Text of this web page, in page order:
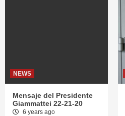
NEWS
Mensaje del Presidente
Giammattei 22-21-20
6 years ago